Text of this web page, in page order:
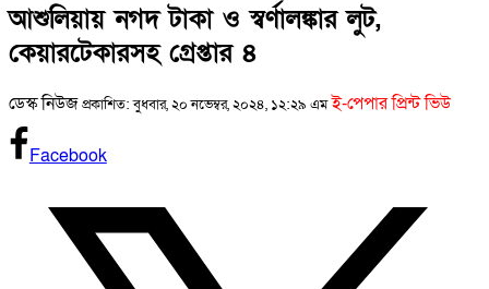
আশুলিয়ায় নগদ টাকা ও স্বর্ণালঙ্কার লুট,
কেয়ারটেকারসহ গ্রেপ্তার ৪
ডেস্ক নিউজপ্রকাশিত: বুধবার, ২০ নভেম্বর, ২০২৪, ১২:২৯ এম ই-পেপার প্রিন্ট ভিউ
Facebook